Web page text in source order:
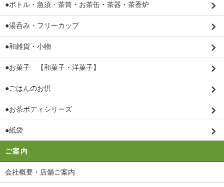
●ボトル・急須・茶筒・お茶缶・茶器・茶香炉
●湯呑み・フリーカップ
●和雑貨・小物
●お菓子 【和菓子・洋菓子】
●ごはんのお供
●お茶ボディシリーズ
●紙袋
ご案内
会社概要・店舗ご案内